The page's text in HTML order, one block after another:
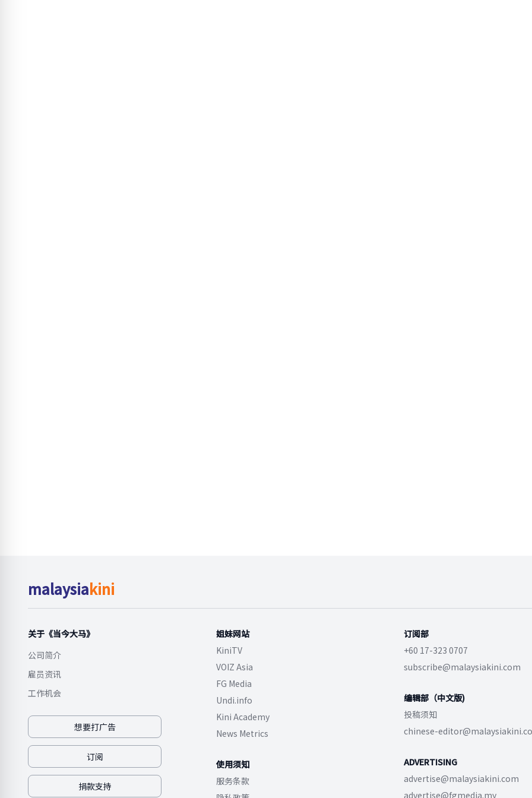
malaysiakini
关于《当今大马》
公司简介
雇员资讯
工作机会
想要打广告
订阅
捐款支持
姐妹网站
KiniTV
VOIZ Asia
FG Media
Undi.info
Kini Academy
News Metrics
使用须知
服务条款
订阅部
+60 17-323 0707
subscribe@malaysiakini.com
编辑部（中文版)
投稿须知
chinese-
ADVERTISING
advertise@malaysiakini.com
advertise@fgmedia.my